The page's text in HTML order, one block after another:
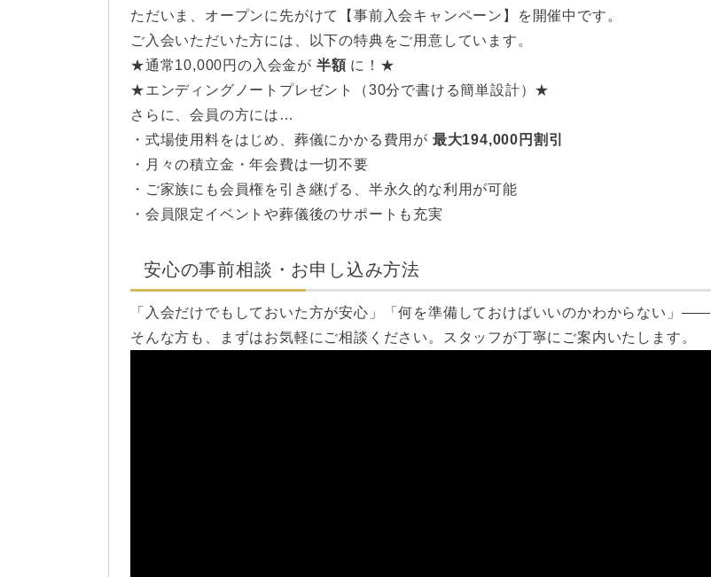
ただいま、オープンに先がけて【事前入会キャンペーン】を開催中です。
ご入会いただいた方には、以下の特典をご用意しています。
★通常10,000円の入会金が 半額に！★
★エンディングノートプレゼント（30分で書ける簡単設計）★
さらに、会員の方には…
・式場使用料をはじめ、葬儀にかかる費用が 最大194,000円割引
・月々の積立金・年会費は一切不要
・ご家族にも会員権を引き継げる、半永久的な利用が可能
・会員限定イベントや葬儀後のサポートも充実
安心の事前相談・お申し込み方法
「入会だけでもしておいた方が安心」「何を準備しておけばいいのかわからない」――
そんな方も、まずはお気軽にご相談ください。スタッフが丁寧にご案内いたします。